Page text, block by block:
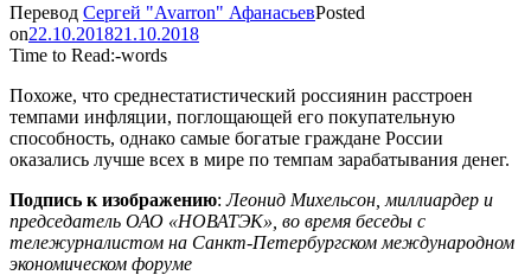
Перевод Сергей "Avarron" АфанасьевPosted
on22.10.201821.10.2018
Time to Read:-words
Похоже, что среднестатистический россиянин расстроен
темпами инфляции, поглощающей его покупательную
способность, однако самые богатые граждане России
оказались лучше всех в мире по темпам зарабатывания денег.
Подпись к изображению:Леонид Михельсон, миллиардер и
председатель ОАО «НОВАТЭК», во время беседы с
тележурналистом на Санкт-Петербургском международном
экономическом форуме